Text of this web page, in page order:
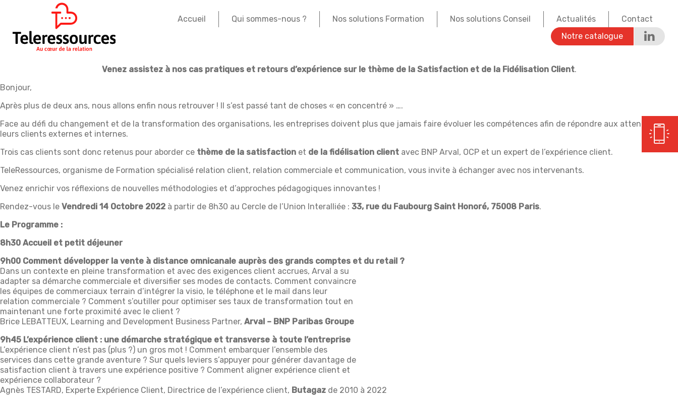
Accueil Qui sommes-nous ? Nos solutions Formation Nos solutions Conseil Actualités
Contact
Notre catalogue
Venez assistez à nos cas pratiques et retours d’expérience sur le thème de la Satisfaction et de la Fidélisation Client.
Bonjour,
Après plus de deux ans, nous allons enfin nous retrouver ! Il s’est passé tant de choses « en concentré » ….​
Face au défi du changement et de la transformation des organisations, les entreprises doivent plus que jamais faire évoluer les compétences afin de répondre aux attentes de
leurs clients externes et internes.​
​Trois cas clients sont donc retenus pour aborder ce thème de la satisfaction et de la fidélisation client avec BNP Arval, OCP et un expert de l’expérience client.​
TeleRessources, organisme de Formation spécialisé relation client, relation commerciale et communication, vous invite à échanger avec nos intervenants. ​
Venez enrichir vos réflexions de nouvelles méthodologies et d’approches pédagogiques innovantes !​
Rendez-vous le Vendredi 14 Octobre 2022 à partir de 8h30 au Cercle de l’Union Interalliée : 33, rue du Faubourg Saint Honoré, 75008 Paris.
Le Programme :
8h30 Accueil et petit déjeuner
9h00 Comment développer la vente à distance omnicanale auprès des grands comptes et du retail ?
Dans un contexte en pleine transformation et avec des exigences client accrues, Arval a su
adapter sa démarche commerciale et diversifier ses modes de contacts. Comment convaincre
les équipes de commerciaux terrain d’intégrer la visio, le téléphone et le mail dans leur
relation commerciale ? Comment s’outiller pour optimiser ses taux de transformation tout en
maintenant une forte proximité avec le client ?
Brice LEBATTEUX, Learning and Development Business Partner, Arval – BNP Paribas Groupe
9h45 L’expérience client : une démarche stratégique et transverse à toute l’entreprise
L’expérience client n’est pas (plus ?) un gros mot ! Comment embarquer l’ensemble des
services dans cette grande aventure ? Sur quels leviers s’appuyer pour générer davantage de
satisfaction client à travers une expérience positive ? Comment aligner expérience client et
expérience collaborateur ?
Agnès TESTARD, Experte Expérience Client, Directrice de l’expérience client, Butagaz de 2010 à 2022